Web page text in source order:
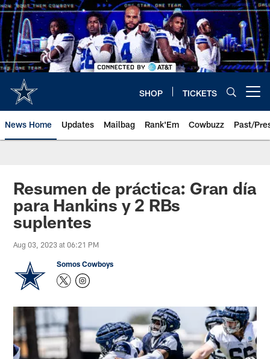
Skip
to
main
content
SHOP TICKETS
News Home Updates Mailbag Rank'Em Cowbuzz Past/
Resumen de práctica: Gran día
para Hankins y 2 RBs
suplentes
Aug 03, 2023 at 06:21 PM
Somos Cowboys